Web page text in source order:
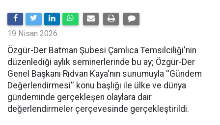
19 Nisan 2026
​Özgür-Der Batman Şubesi Çamlıca Temsilciliği'nin
düzenlediği aylık seminerlerinde bu ay; Özgür-Der
Genel Başkanı Rıdvan Kaya'nın sunumuyla ''Gündem
Değerlendirmesi'' konu başlığı ile ülke ve dünya
gündeminde gerçekleşen olaylara dair
değerlendirmeler çerçevesinde gerçekleştirildi.